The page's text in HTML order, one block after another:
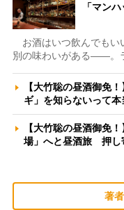
「マン
お酒はいつ飲んでもい
別の味わいがある――。
【大竹聡の昼酒御免
ギ」を知らないって
【大竹聡の昼酒御免
場」へと昼酒旅 押し
著